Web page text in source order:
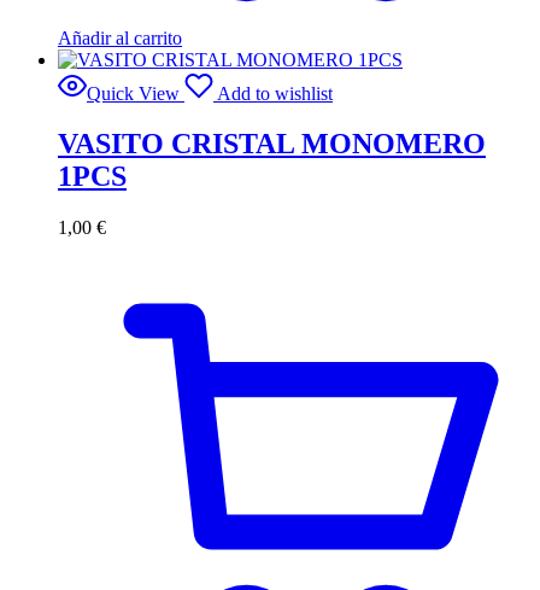
Añadir al carrito
Quick View Add to wishlist
VASITO CRISTAL MONOMERO
1PCS
1,00 €